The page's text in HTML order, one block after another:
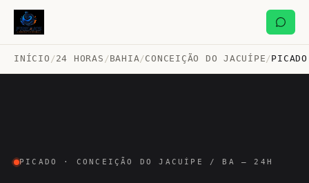
INÍCIO /24 HORAS /BAHIA/CONCEIÇÃO DO JACUÍPE /PICADO
PICADO · CONCEIÇÃO DO JACUÍPE / BA — 24H